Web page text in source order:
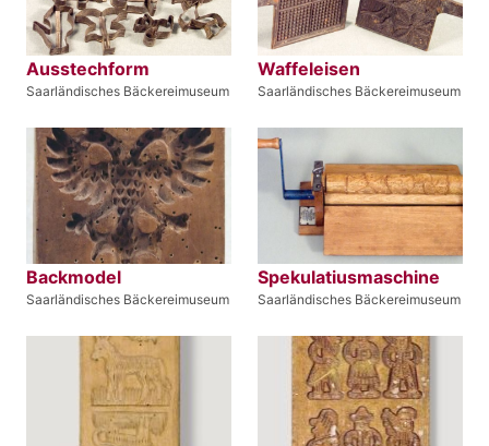
Ausstechform
Saarländisches Bäckereimuseum
Waffeleisen
Saarländisches Bäckereimuseum
Backmodel
Saarländisches Bäckereimuseum
Spekulatiusmaschine
Saarländisches Bäckereimuseum